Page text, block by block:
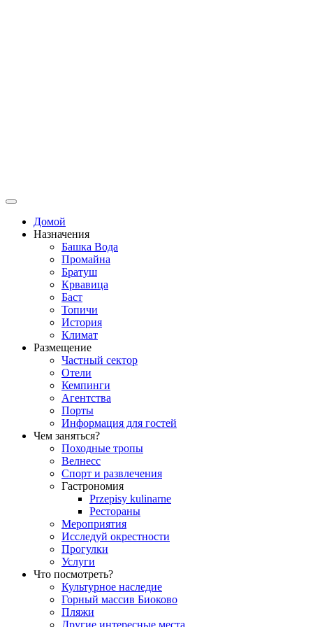
Домой
Назначения
Башка Bода
Промайна
Братуш
Крвавица
Баст
Топичи
История
Климат
Размещение
Частный сектор
Отели
Кемпинги
Aгентства
Порты
Информация для гостей
Чем заняться?
Походные тропы
Велнесс
Спорт и развлечения
Гастрономия
Przepisy kulinarne
Рестораны
Мероприятия
Исследуй окрестности
Прогулки
Услуги
Что посмотреть?
Культурное наследие
Горный массив Биоково
Пляжи
Другие интересные места